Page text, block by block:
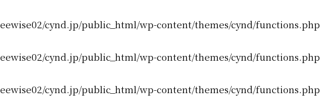
cynd.jp/public_html/wp-content/themes/cynd/functions.php
cynd.jp/public_html/wp-content/themes/cynd/functions.php
cynd.jp/public_html/wp-content/themes/cynd/functions.php